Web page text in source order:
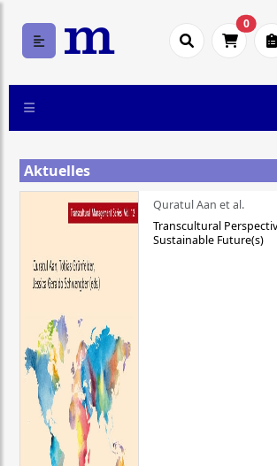
0
Aktuelles
Quratul Aan et al.
Transcultural
Sustainable Future(s)